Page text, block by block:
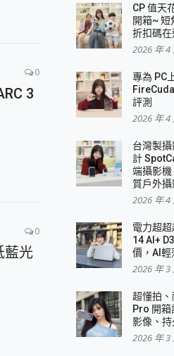
Android！
你 300分鐘轉寫
來AGI亞奇雷挑戰任務抽 PS5！
急速行動電源 開箱 評測
優異的安全性與強大供電效能
IPS 輕薄商用智慧聯網螢幕 開箱
M3 3 in 1可攜摺疊無線充
質、通話也很優質
消除人聲推薦
不出門也可以到處走
微型充電站 開箱 評測
18.0.0 業界最好的資料救援軟體
0
3
0
藍光
CP 值天
開箱~ 短
折扣碼在
2026 年 4
專為 PC
評測
2026 年 4
台灣製
計
端攝影
質戶外攝
2026 年 4
電力超
14 AI+
價，AI輕
2026 年 3
超懂拍
Pro 開箱
影像、
2026 年 3